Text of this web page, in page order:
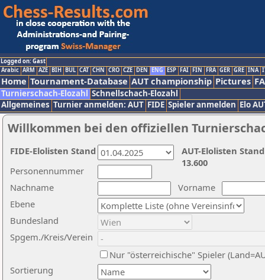
Logged on: Gast
Arabic ARM AZE BIH BUL CAT CHN CRO CZE DEN ENG ESP FAI FIN FRA GER GRE INA
Home Tournament-Database AUT championship Pictures
Turnierschach-Elozahl Schnellschach-Elozahl
Allgemeines Turnier anmelden: AUT FIDE Spieler anmelden Elo
Willkommen bei den offiziellen
Nachname
Vorname
Ebene
Sortierung
Personennummer
Bundesland
Spgem./Kreis/Verein
Nur "österreichische" Spieler
AUT-Elolisten
13.600
FIDE-Elolisten Stand